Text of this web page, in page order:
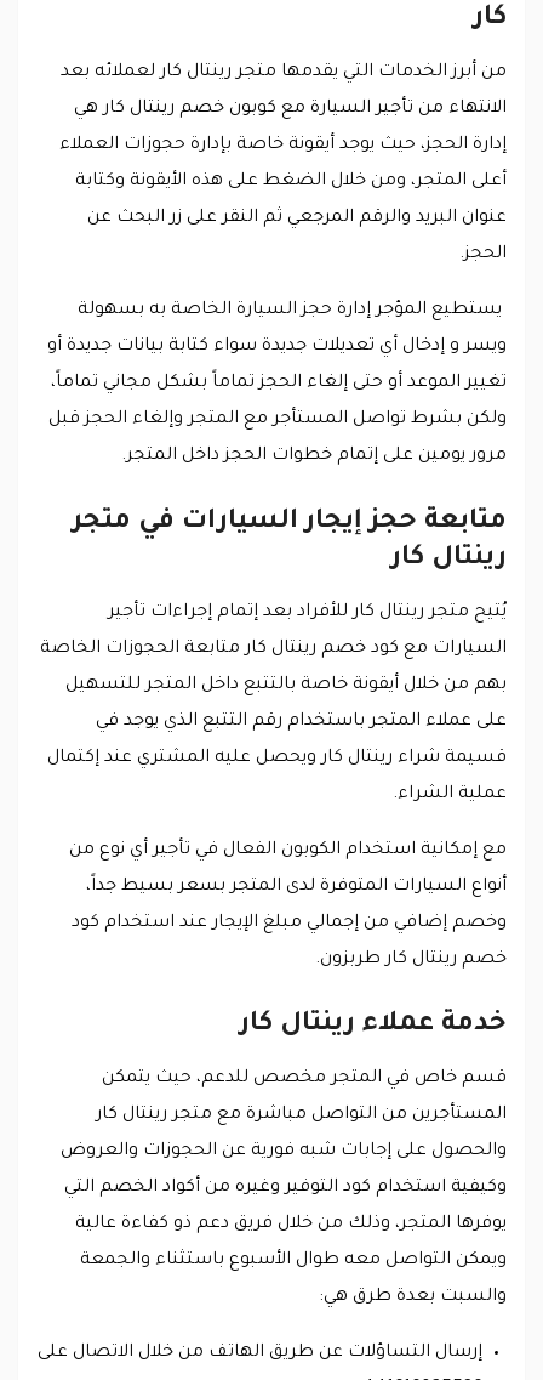
كار
من أبرز الخدمات التي يقدمها متجر رينتال كار لعملائه بعد
الانتهاء من تأجير السيارة مع كوبون خصم رينتال كار هي
إدارة الحجز، حيث يوجد أيقونة خاصة بإدارة حجوزات العملاء
أعلى المتجر، ومن خلال الضغط على هذه الأيقونة وكتابة
عنوان البريد والرقم المرجعي ثم النقر على زر البحث عن
الحجز.
يستطيع المؤجر إدارة حجز السيارة الخاصة به بسهولة
ويسر و إدخال أي تعديلات جديدة سواء كتابة بيانات جديدة أو
تغيير الموعد أو حتى إلغاء الحجز تماماً بشكل مجاني تماماً،
ولكن بشرط تواصل المستأجر مع المتجر وإلغاء الحجز قبل
مرور يومين على إتمام خطوات الحجز داخل المتجر.
متابعة حجز إيجار السيارات في متجر
رينتال كار
يُتيح متجر رينتال كار للأفراد بعد إتمام إجراءات تأجير
السيارات مع كود خصم رينتال كار متابعة الحجوزات الخاصة
بهم من خلال أيقونة خاصة بالتتبع داخل المتجر للتسهيل
على عملاء المتجر باستخدام رقم التتبع الذي يوجد في
قسيمة شراء رينتال كار ويحصل عليه المشتري عند إكتمال
عملية الشراء.
مع إمكانية استخدام الكوبون الفعال في تأجير أي نوع من
أنواع السيارات المتوفرة لدى المتجر بسعر بسيط جداً،
وخصم إضافي من إجمالي مبلغ الإيجار عند استخدام كود
خصم رينتال كار طربزون.
خدمة عملاء رينتال كار
قسم خاص في المتجر مخصص للدعم، حيث يتمكن
المستأجرين من التواصل مباشرة مع متجر رينتال كار
والحصول على إجابات شبه فورية عن الحجوزات والعروض
وكيفية استخدام كود التوفير وغيره من أكواد الخصم التي
يوفرها المتجر، وذلك من خلال فريق دعم ذو كفاءة عالية
ويمكن التواصل معه طوال الأسبوع باستثناء والجمعة
والسبت بعدة طرق هي:
إرسال التساؤلات عن طريق الهاتف من خلال الاتصال على